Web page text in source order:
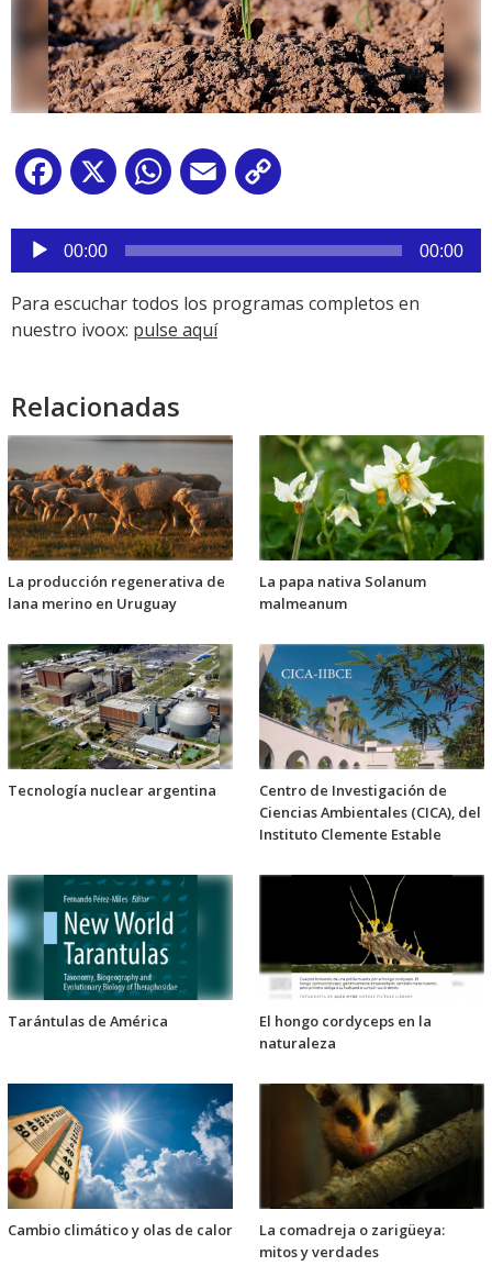
Facebook
X WhatsApp
Email
Reproductor
audio
00:00 00:00
Para escuchar todos los programas completos en
nuestro ivoox: pulse aquí
Relacionadas
La producción regenerativa de
lana merino en Uruguay
La papa nativa Solanum
malmeanum
Tecnología nuclear argentina
Centro de Investigación de
Ciencias Ambientales (CICA), del
Instituto Clemente Estable
Tarántulas de América
El hongo cordyceps en la
naturaleza
Cambio climático y olas de calor
La comadreja o zarigüeya:
mitos y verdades